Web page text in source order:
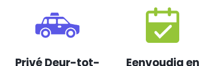
Privé Deur-tot-
Eenvoudig en